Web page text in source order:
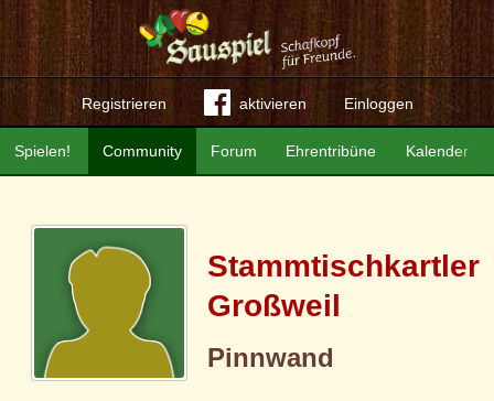
Registrieren aktivieren Einloggen
Community Forum Ehrentribüne Kalender
Spielen!
Stammtischkartler
Großweil
Pinnwand